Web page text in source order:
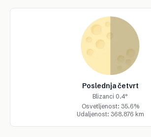
Poslednja četvrt
Blizanci 0.4°
Osvetljenost: 35.6%
Udaljenost: 368.876 km